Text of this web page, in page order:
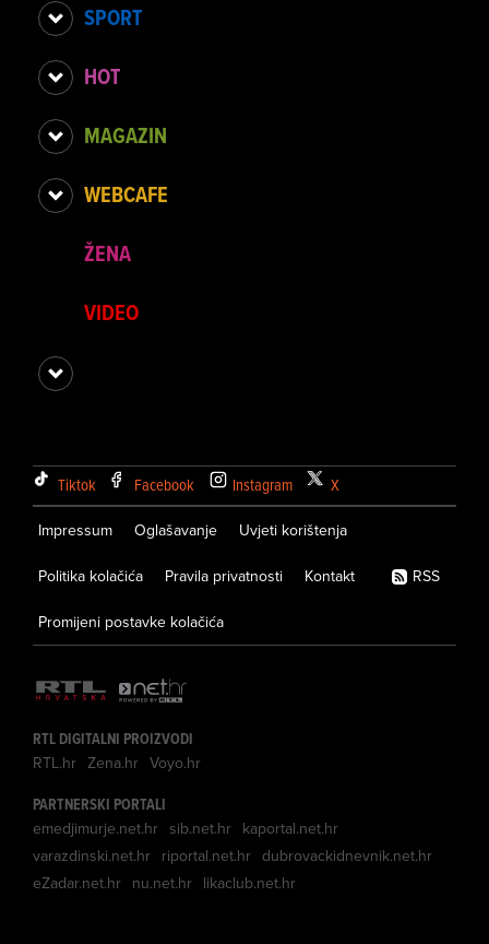
SPORT
HOT
MAGAZIN
WEBCAFE
ŽENA
VIDEO
Tiktok Facebook Instagram X
Impressum Oglašavanje Uvjeti korištenja
Politika kolačića Pravila privatnosti Kontakt
Promijeni postavke kolačića
RSS
RTL DIGITALNI PROIZVODI
RTL.hr Zena.hr Voyo.hr
PARTNERSKI PORTALI
emedjimurje.net.hr sib.net.hr kaportal.net.hr
varazdinski.net.hr riportal.net.hr dubrovackidnevnik.net.hr
eZadar.net.hr nu.net.hr likaclub.net.hr